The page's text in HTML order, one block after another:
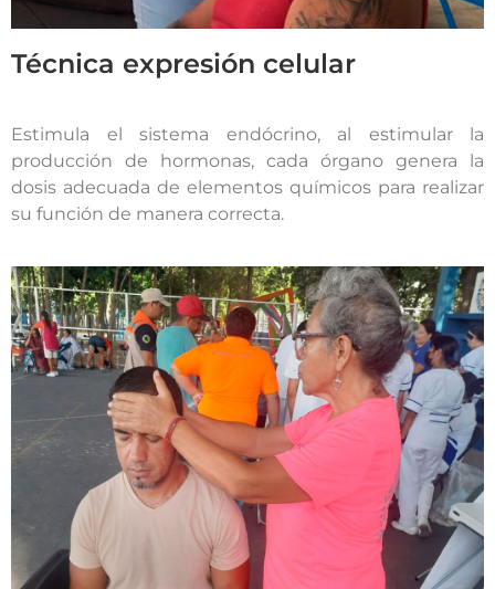
Técnica expresión celular
Estimula el sistema endócrino, al estimular la
producción de hormonas, cada órgano genera la
dosis adecuada de elementos químicos para realizar
su función de manera correcta.